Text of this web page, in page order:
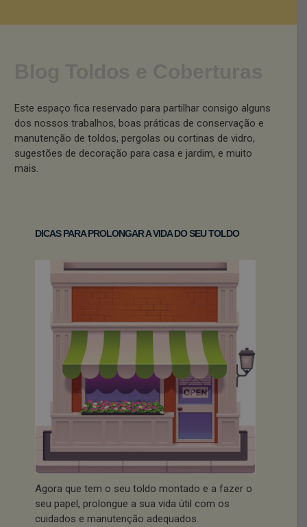
Este espaço fica reservado para partilhar consigo alguns
dos nossos trabalhos, boas práticas de conservação e
manutenção de toldos, pergolas ou cortinas de vidro,
sugestões de decoração para casa e jardim, e muito
mais.
DICAS PARA PROLONGAR A VIDA DO SEU TOLDO
Agora que tem o seu toldo montado e a fazer o
seu papel, prolongue a sua vida útil com os
cuidados e manutenção adequados.